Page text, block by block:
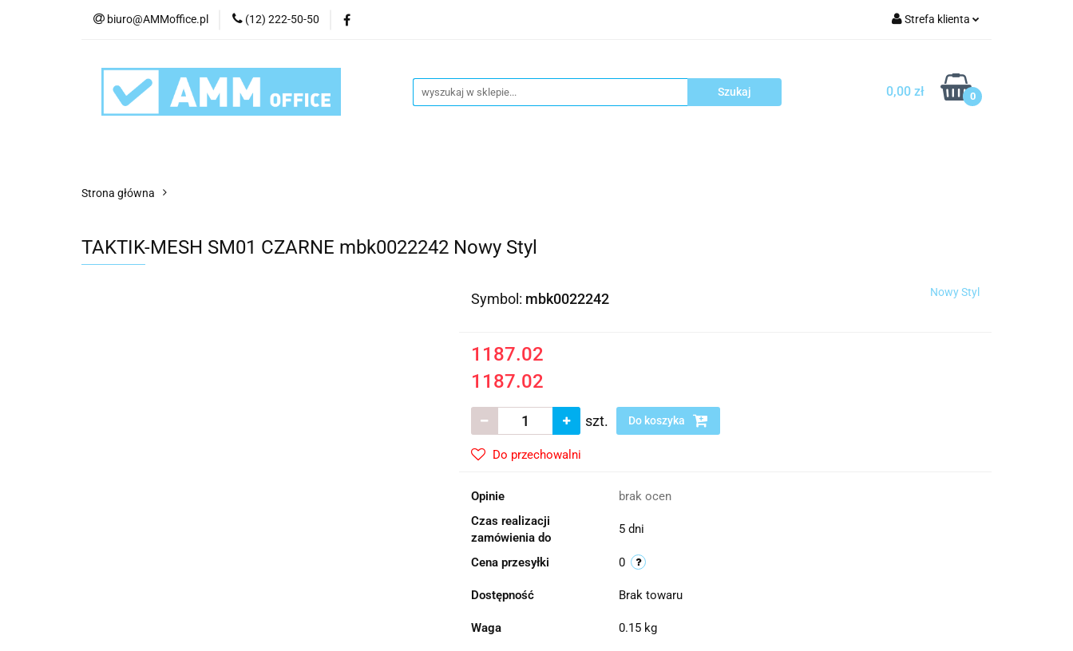
biuro@AMMoffice.pl (12) 222-50-50 Strefa klienta
Zarejestruj się
Dodaj zgłoszenie
0,00 zł 0
Kategorie Artykuły biurowe
Urządzenia i eksploatacja Blog Kontakt
Strona główna
TAKTIK-MESH SM01 CZARNE mbk0022242 Nowy Styl
Symbol: mbk0022242 Nowy Styl
1187.02
1187.02
szt. Do koszyka
Do przechowalni
Opinie
brak ocen
Czas realizacji
zamówienia do
5 dni
Cena przesyłki 0
Dostępność Brak towaru
Waga 0.15 kg